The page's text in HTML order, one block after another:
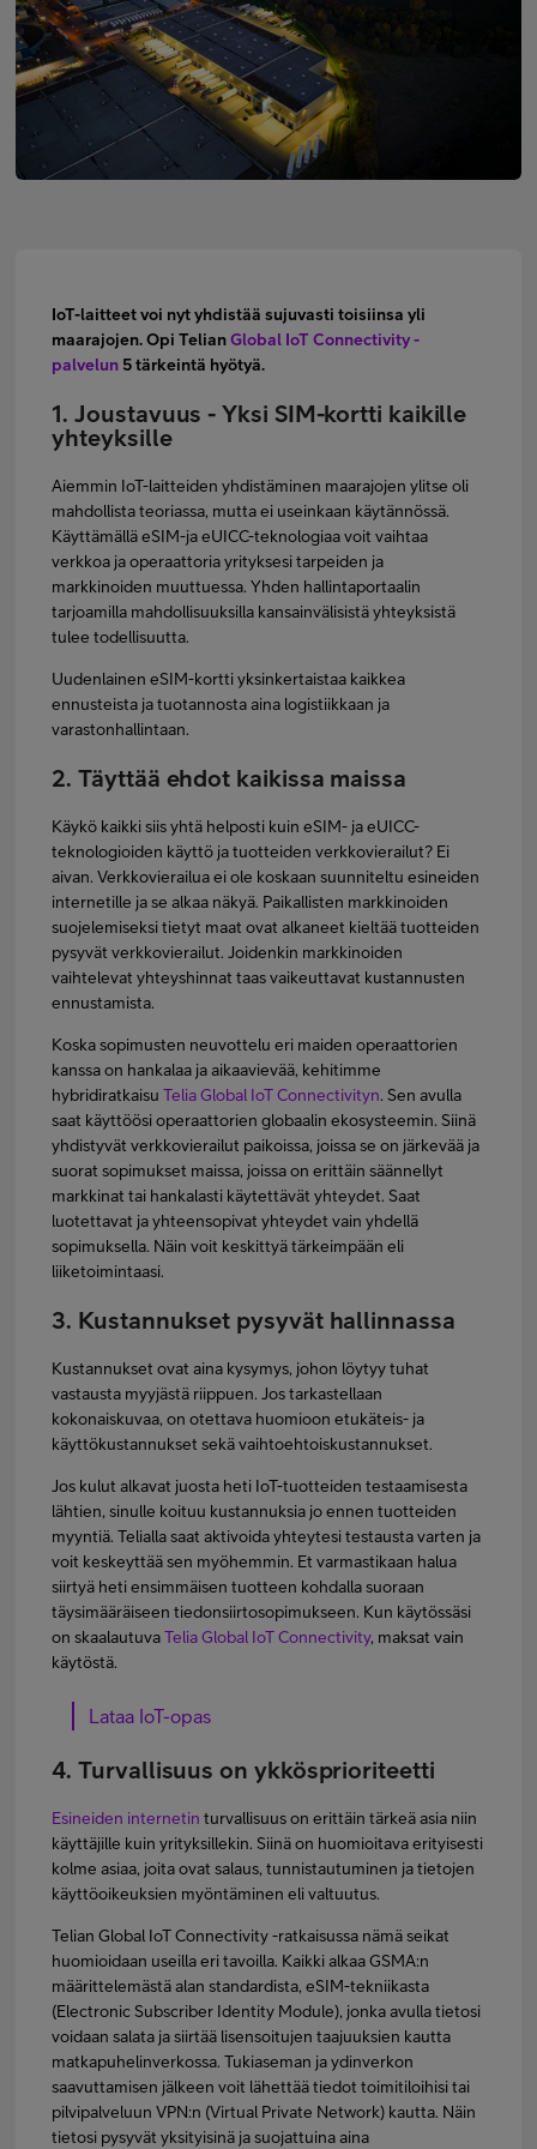
Minun Telia Yrityksille
Inspiroidu
IoT-laitteet voi nyt yhdistää sujuvasti toisiinsa yli
maarajojen. Opi TelianGlobal IoT Connectivity -
palvelun 5 tärkeintä hyötyä.
1. Joustavuus - Yksi SIM-kortti kaikille
yhteyksille
Aiemmin IoT-laitteiden yhdistäminen maarajojen ylitse oli
mahdollista teoriassa, mutta ei useinkaan käytännössä.
Käyttämällä eSIM-ja eUICC-teknologiaa voit vaihtaa
verkkoa ja operaattoria yrityksesi tarpeiden ja
markkinoiden muuttuessa. Yhden hallintaportaalin
tarjoamilla mahdollisuuksilla kansainvälisistä yhteyksistä
tulee todellisuutta.
Uudenlainen eSIM-kortti yksinkertaistaa kaikkea
ennusteista ja tuotannosta aina logistiikkaan ja
varastonhallintaan.
2. Täyttää ehdot kaikissa maissa
Käykö kaikki siis yhtä helposti kuin eSIM- ja eUICC-
teknologioiden käyttö ja tuotteiden verkkovierailut? Ei
aivan. Verkkovierailua ei ole koskaan suunniteltu esineiden
internetille ja se alkaa näkyä. Paikallisten markkinoiden
suojelemiseksi tietyt maat ovat alkaneet kieltää tuotteiden
pysyvät verkkovierailut. Joidenkin markkinoiden
vaihtelevat yhteyshinnat taas vaikeuttavat kustannusten
ennustamista.
Koska sopimusten neuvottelu eri maiden operaattorien
kanssa on hankalaa ja aikaavievää, kehitimme
hybridiratkaisuTelia Global IoT Connectivityn. Sen avulla
saat käyttöösi operaattorien globaalin ekosysteemin. Siinä
yhdistyvät verkkovierailut paikoissa, joissa se on järkevää ja
suorat sopimukset maissa, joissa on erittäin säännellyt
markkinat tai hankalasti käytettävät yhteydet. Saat
luotettavat ja yhteensopivat yhteydet vain yhdellä
sopimuksella. Näin voit keskittyä tärkeimpään eli
liiketoimintaasi.
3. Kustannukset pysyvät hallinnassa
Kustannukset ovat aina kysymys, johon löytyy tuhat
vastausta myyjästä riippuen. Jos tarkastellaan
kokonaiskuvaa, on otettava huomioon etukäteis- ja
käyttökustannukset sekä vaihtoehtoiskustannukset.
Jos kulut alkavat juosta heti IoT-tuotteiden testaamisesta
lähtien, sinulle koituu kustannuksia jo ennen tuotteiden
myyntiä. Telialla saat aktivoida yhteytesi testausta varten ja
voit keskeyttää sen myöhemmin. Et varmastikaan halua
siirtyä heti ensimmäisen tuotteen kohdalla suoraan
täysimääräiseen tiedonsiirtosopimukseen. Kun käytössäsi
on skaalautuvaTelia Global IoT Connectivity, maksat vain
käytöstä.
Lataa IoT-opas
4. Turvallisuus on ykkösprioriteetti
Esineiden internetinturvallisuus on erittäin tärkeä asia niin
käyttäjille kuin yrityksillekin. Siinä on huomioitava erityisesti
kolme asiaa, joita ovat salaus, tunnistautuminen ja tietojen
käyttöoikeuksien myöntäminen eli valtuutus.
Telian Global IoT Connectivity -ratkaisussa nämä seikat
huomioidaan useilla eri tavoilla. Kaikki alkaa GSMA:n
määrittelemästä alan standardista, eSIM-tekniikasta
(Electronic Subscriber Identity Module), jonka avulla tietosi
voidaan salata ja siirtää lisensoitujen taajuuksien kautta
matkapuhelinverkossa. Tukiaseman ja ydinverkon
saavuttamisen jälkeen voit lähettää tiedot toimitiloihisi tai
pilvipalveluun VPN:n (Virtual Private Network) kautta. Näin
tietosi pysyvät yksityisinä ja suojattuina aina